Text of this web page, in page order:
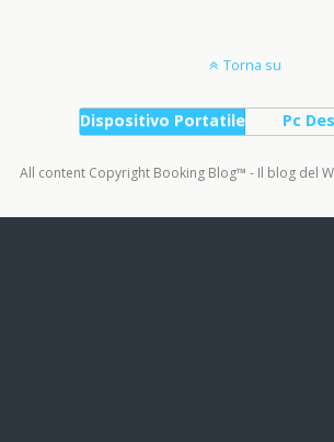
Torna su
Dispositivo Portatile Pc
All content Copyright Booking Blog™ - Il blog del